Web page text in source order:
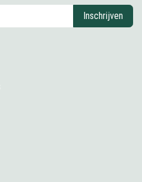
Inschrijven